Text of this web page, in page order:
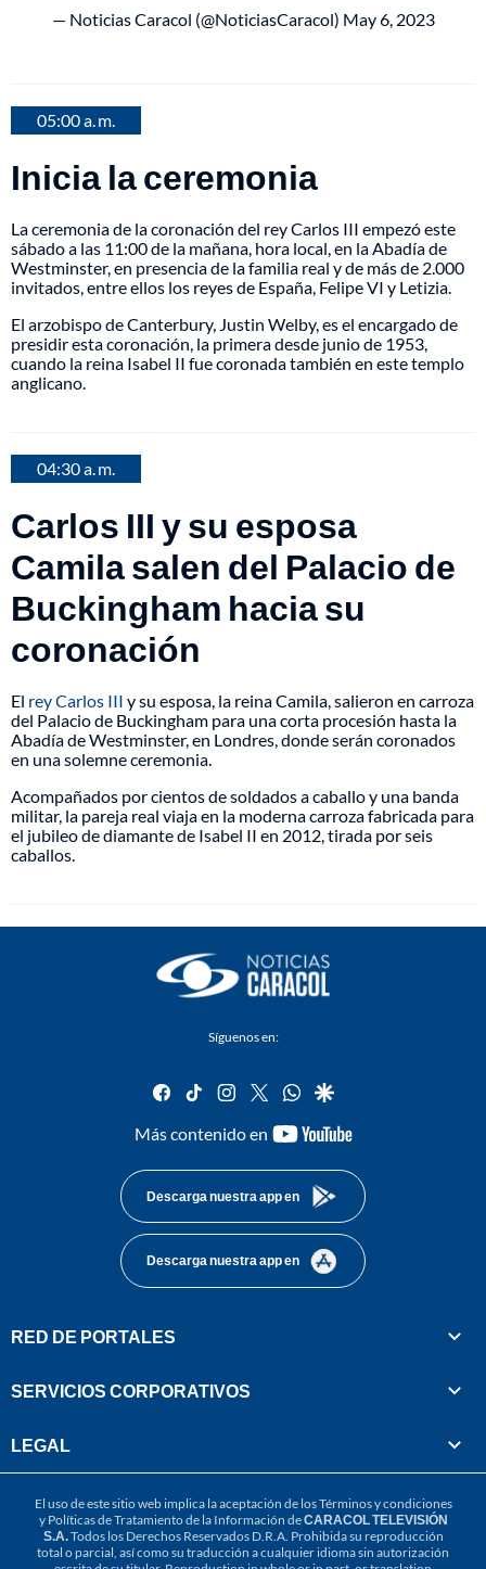
— Noticias Caracol (@NoticiasCaracol) May 6, 2023
05:00 a. m.
Inicia la ceremonia
La ceremonia de la coronación del rey Carlos III empezó este
sábado a las 11:00 de la mañana, hora local, en la Abadía de
Westminster, en presencia de la familia real y de más de 2.000
invitados, entre ellos los reyes de España, Felipe VI y Letizia.
El arzobispo de Canterbury, Justin Welby, es el encargado de
presidir esta coronación, la primera desde junio de 1953,
cuando la reina Isabel II fue coronada también en este templo
anglicano.
04:30 a. m.
Carlos III y su esposa
Camila salen del Palacio de
Buckingham hacia su
coronación
El rey Carlos III y su esposa, la reina Camila, salieron en carroza
del Palacio de Buckingham para una corta procesión hasta la
Abadía de Westminster, en Londres, donde serán coronados
en una solemne ceremonia.
Acompañados por cientos de soldados a caballo y una banda
militar, la pareja real viaja en la moderna carroza fabricada para
el jubileo de diamante de Isabel II en 2012, tirada por seis
caballos.
Síguenos en:
facebook
tiktok instagram
twitterwhatsapp
google
Más contenido en
youtube-
Descarga nuestra app en
Descarga nuestra app en
RED DE PORTALES
SERVICIOS CORPORATIVOS
LEGAL
El uso de este sitio web implica la aceptación de losTérminos y condiciones
y Políticas de Tratamiento de la Información deCARACOL TELEVISIÓN
S.A.Todos los Derechos Reservados D.R.A. Prohibida su reproducción
total o parcial, así como su traducción a cualquier idioma sin autorización